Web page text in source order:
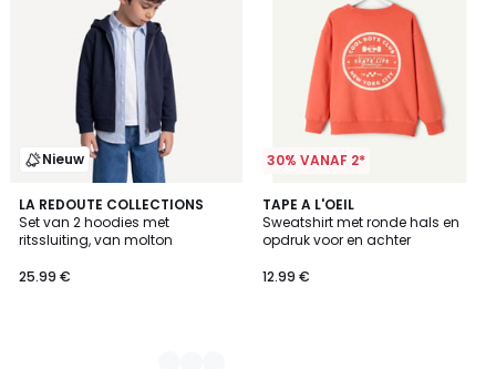
Nieuw
LA REDOUTE COLLECTIONS
Set van 2 hoodies met
ritssluiting, van molton
25.99 €
2
Kleuren
30% VANAF 2*
TAPE A L'OEIL
Sweatshirt met ronde hals en
opdruk voor en achter
12.99 €